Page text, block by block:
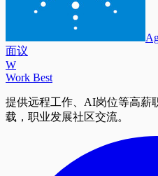
面议
W
Work Best
提供远程工作、AI岗位等高薪
载，职业发展社区交流。